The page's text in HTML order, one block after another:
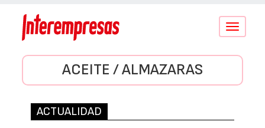
Conmutar
ACEITE / ALMAZARAS
ACTUALIDAD